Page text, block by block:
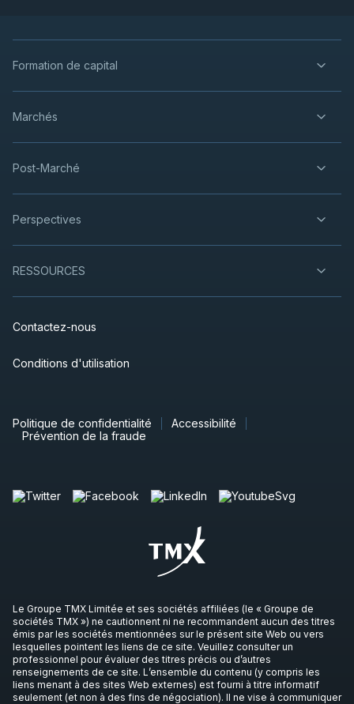
Formation de capital
Marchés
Post-Marché
Perspectives
RESSOURCES
Contactez-nous
Conditions d'utilisation
Politique de confidentialité
Accessibilité
Prévention de la fraude
Le Groupe TMX Limitée et ses sociétés affiliées (le « Groupe de
sociétés TMX ») ne cautionnent ni ne recommandent aucun des titres
émis par les sociétés mentionnées sur le présent site Web ou vers
lesquelles pointent les liens de ce site. Veuillez consulter un
professionnel pour évaluer des titres précis ou d’autres
renseignements de ce site. L’ensemble du contenu (y compris les
liens menant à des sites Web externes) est fourni à titre informatif
seulement (et non à des fins de négociation). Il ne vise à communiquer